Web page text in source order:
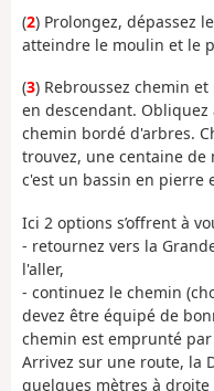
(2) Prolongez, dépassez
atteindre le moulin et le
(3) Rebroussez chemin
en descendant.
chemin bordé d'arbres.
trouvez, une centaine
c'est un bassin en pierre
Ici 2 options s’offrent à
- retournez vers la
l'aller,
- continuez le chemin
devez être équipé de
chemin est emprunté
Arrivez sur une route, la
quelques mètres à